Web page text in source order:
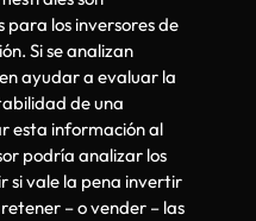
los inversores de
Si se analizan
ayudar a evaluar la
de una
esta información al
podría analizar los
si vale la pena invertir
– o vender – las